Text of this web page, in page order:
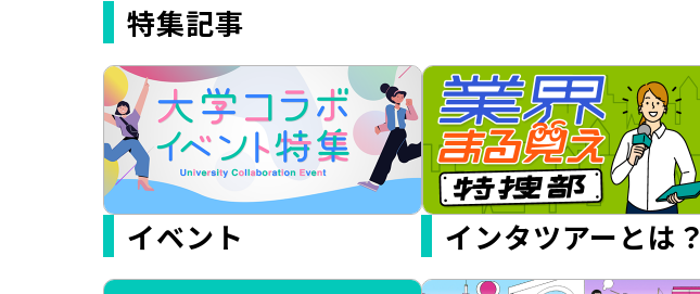
特集記事
イベント インタツアーとは？